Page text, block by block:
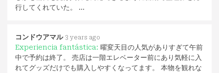
行してくれていた。 …
コンドウアマル 3 years ago
Experiencia fantástica: 曜変天目の人気がありすぎて午前
中で予約は終了。 売店は一階エレベーター前にあり気軽に入
れてグッズだけでも購入しやすくなってます。 本物を観れな